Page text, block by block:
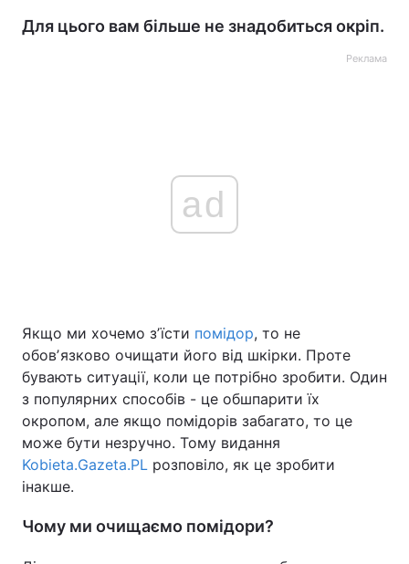
Для цього вам більше не знадобиться окріп.
Реклама
ad
Якщо ми хочемо зʼїсти помідор, то не
обовʼязково очищати його від шкірки. Проте
бувають ситуації, коли це потрібно зробити. Один
з популярних способів - це обшпарити їх
окропом, але якщо помідорів забагато, то це
може бути незручно. Тому видання
Kobieta.Gazeta.PL розповіло, як це зробити
інакше.
Чому ми очищаємо помідори?